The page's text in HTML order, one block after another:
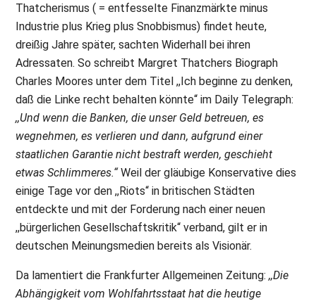
Thatcherismus ( = entfesselte Finanzmärkte minus
Industrie plus Krieg plus Snobbismus) findet heute,
dreißig Jahre später, sachten Widerhall bei ihren
Adressaten. So schreibt Margret Thatchers Biograph
Charles Moores unter dem Titel ,,Ich beginne zu denken,
daß die Linke recht behalten könnte“ im Daily Telegraph:
,,Und wenn die Banken, die unser Geld betreuen, es
wegnehmen, es verlieren und dann, aufgrund einer
staatlichen Garantie nicht bestraft werden, geschieht
etwas Schlimmeres.“Weil der gläubige Konservative dies
einige Tage vor den ,,Riots“ in britischen Städten
entdeckte und mit der Forderung nach einer neuen
,,bürgerlichen Gesellschaftskritik“ verband, gilt er in
deutschen Meinungsmedien bereits als Visionär.
Da lamentiert die Frankfurter Allgemeinen Zeitung:,,Die
Abhängigkeit vom Wohlfahrtsstaat hat die heutige